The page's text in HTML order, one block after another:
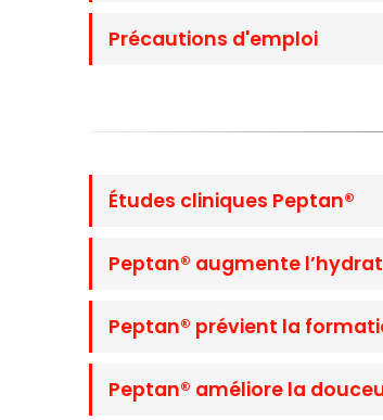
Précautions d'emploi
Études cliniques Peptan®
Peptan® augmente
Peptan® prévient la
Peptan® améliore la